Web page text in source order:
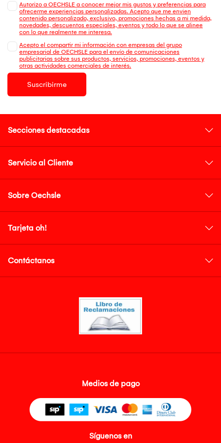
Autorizo a OECHSLE a conocer mejor mis gustos y preferencias para
ofrecerme experiencias personalizadas. Acepto que me envien
contenido personalizado, exclusivo, promociones hechas a mi medida,
novedades, descuentos especiales, eventos y todo lo que se alinee
con lo que realmente me interesa.
Acepto el compartir mi información con empresas del grupo
empresarial de OECHSLE para el envío de comunicaciones
publicitarias sobre sus productos, servicios, promociones, eventos y
otras actividades comerciales de interés.
Suscribirme
Secciones destacadas
Servicio al Cliente
Sobre Oechsle
Tarjeta oh!
Contáctanos
Medios de pago
Síguenos en